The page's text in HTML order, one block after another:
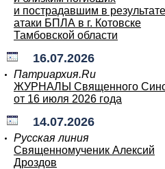
и пострадавшим в результате
атаки БПЛА в г. Котовске
Тамбовской области
16.07.2026
Патриархия.Ru
ЖУРНАЛЫ Священного
от 16 июля 2026 года
14.07.2026
Русская линия
Священномученик Алексий
Дроздов